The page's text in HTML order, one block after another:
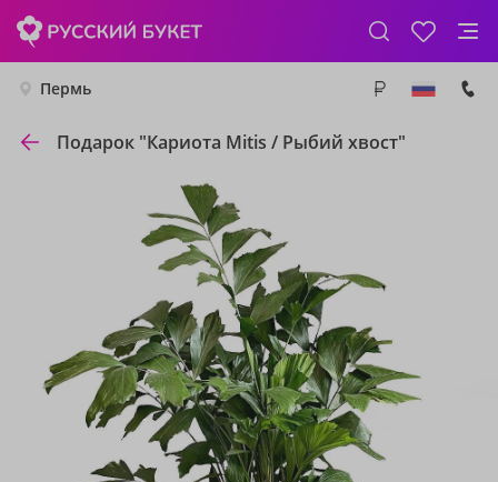
Пермь
Подарок "Кариота Mitis / Рыбий хвост"